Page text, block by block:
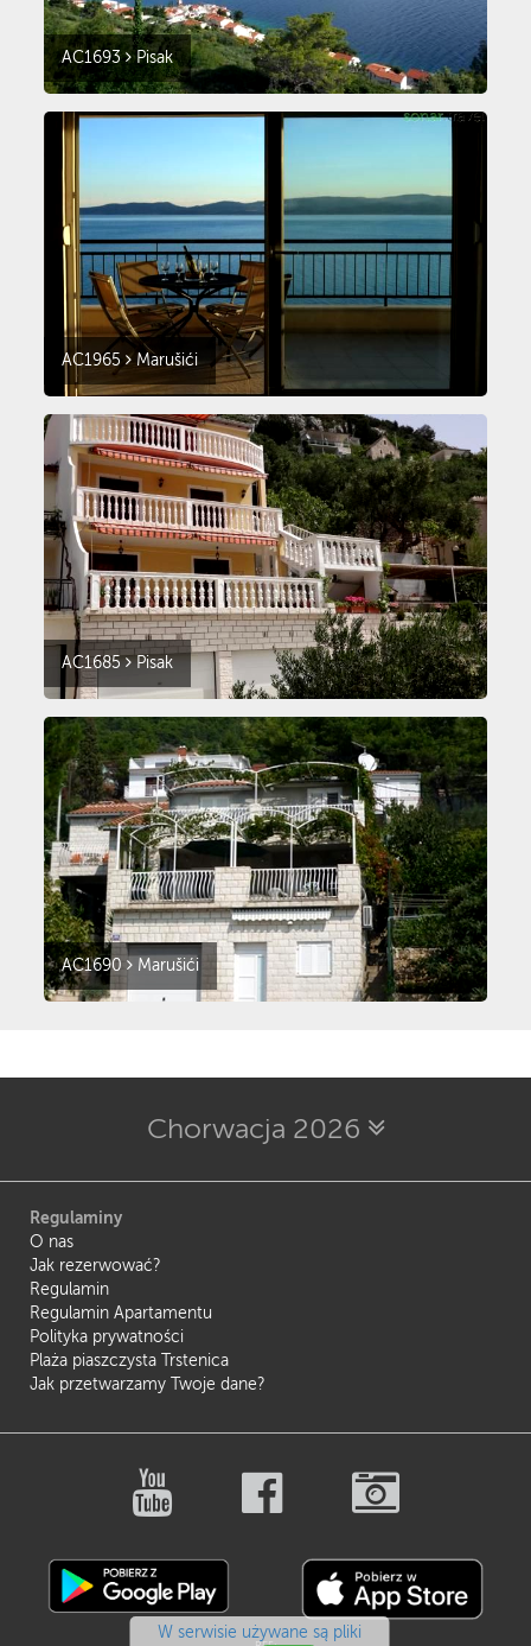
AC1693 Pisak
AC1965 Marušići
AC1685 Pisak
AC1690 Marušići
W serwisie używane są pliki
Chorwacja 2026
Regulaminy
O nas
Jak rezerwować?
Regulamin
Regulamin Apartamentu
Polityka prywatności
Plaża piaszczysta Trstenica
Jak przetwarzamy Twoje dane?